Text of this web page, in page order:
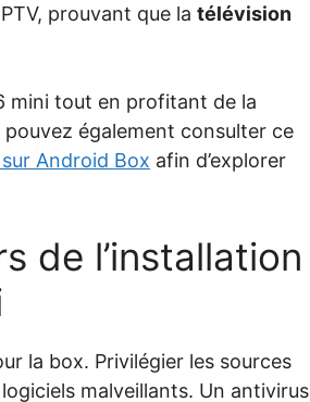
prouvant que la télévision
mini tout en profitant de la
également consulter ce
Android Box afin d’explorer
de l’installation
la box. Privilégier les sources
malveillants. Un antivirus